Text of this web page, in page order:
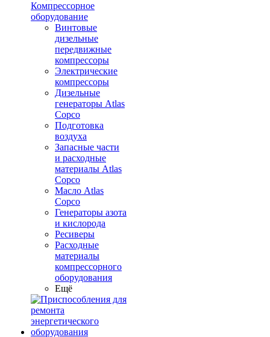
Компрессорное
оборудование
Винтовые
дизельные
передвижные
компрессоры
Электрические
компрессоры
Дизельные
генераторы Atlas
Copco
Подготовка
воздуха
Запасные части
и расходные
материалы Atlas
Copco
Масло Atlas
Copco
Генераторы азота
и кислорода
Ресиверы
Расходные
материалы
компрессорного
оборудования
Ещё